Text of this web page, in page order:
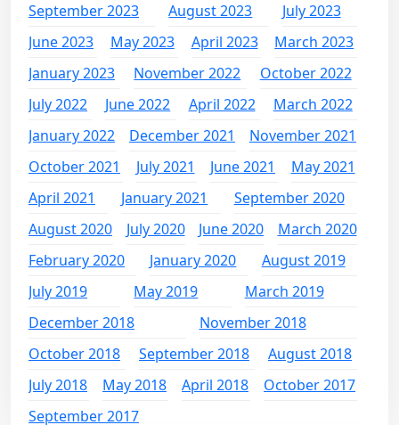
September 2023
August 2023
July 2023
June 2023
May 2023 April 2023
March 2023
January 2023
November 2022
October 2022
July 2022
June 2022 April 2022
March 2022
January 2022
December 2021
November 2021
October 2021
July 2021 June 2021
May 2021
April 2021
January 2021
September 2020
August 2020
July 2020 June 2020
March 2020
February 2020
January 2020
August 2019
July 2019
May 2019
March 2019
December 2018
November 2018
October 2018
September 2018
August 2018
July 2018
May 2018 April 2018
October 2017
September 2017